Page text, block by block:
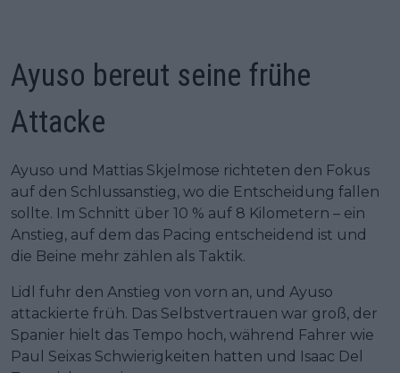
Ayuso bereut seine frühe
Attacke
Ayuso und Mattias Skjelmose richteten den Fokus
auf den Schlussanstieg, wo die Entscheidung fallen
sollte. Im Schnitt über 10 % auf 8 Kilometern – ein
Anstieg, auf dem das Pacing entscheidend ist und
die Beine mehr zählen als Taktik.
Lidl fuhr den Anstieg von vorn an, und Ayuso
attackierte früh. Das Selbstvertrauen war groß, der
Spanier hielt das Tempo hoch, während Fahrer wie
Paul Seixas Schwierigkeiten hatten und Isaac Del